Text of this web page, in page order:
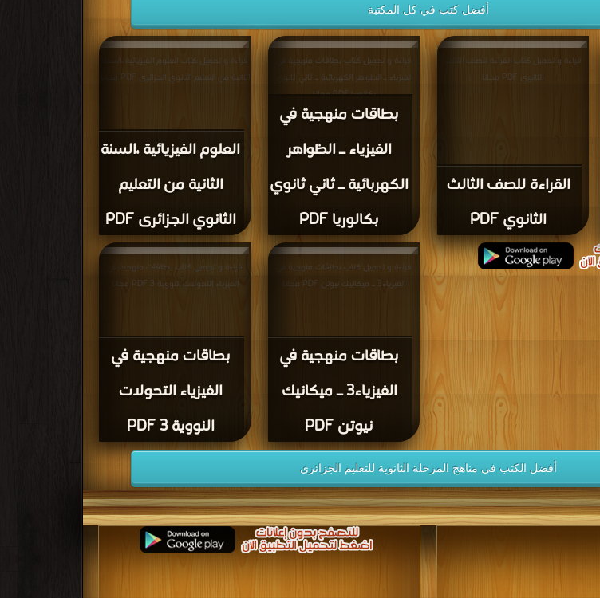
أفضل كتب في كل المكتبة
العلوم الفيزيائية ،السنة
الثانية من التعليم
الثانوي الجزائرى PDF
قراءة و تحميل كتاب العلوم الفيزيائية ،السنة
الثانية من التعليم الثانوي الجزائرى PDF مجانا
بطاقات منهجية في
الفيزياء ـ الظواهر
الكهربائية ـ ثاني ثانوي
بكالوريا PDF
قراءة و تحميل كتاب بطاقات منهجية في
الفيزياء ـ الظواهر الكهربائية ـ ثاني ثانوي
بكالوريا PDF مجانا
القراءة للصف الثالث
الثانوي PDF
قراءة و تحميل كتاب القراءة للصف الثالث
الثانوي PDF مجانا
بطاقات منهجية في
الفيزياء التحولات
النووية 3 PDF
قراءة و تحميل كتاب بطاقات منهجية في
الفيزياء التحولات النووية 3 PDF مجانا
بطاقات منهجية في
الفيزياء3 ـ ميكانيك
نيوتن PDF
قراءة و تحميل كتاب بطاقات منهجية في
الفيزياء3 ـ ميكانيك نيوتن PDF مجانا
أفضل الكتب في مناهج المرحلة الثانوية للتعليم الجزائرى